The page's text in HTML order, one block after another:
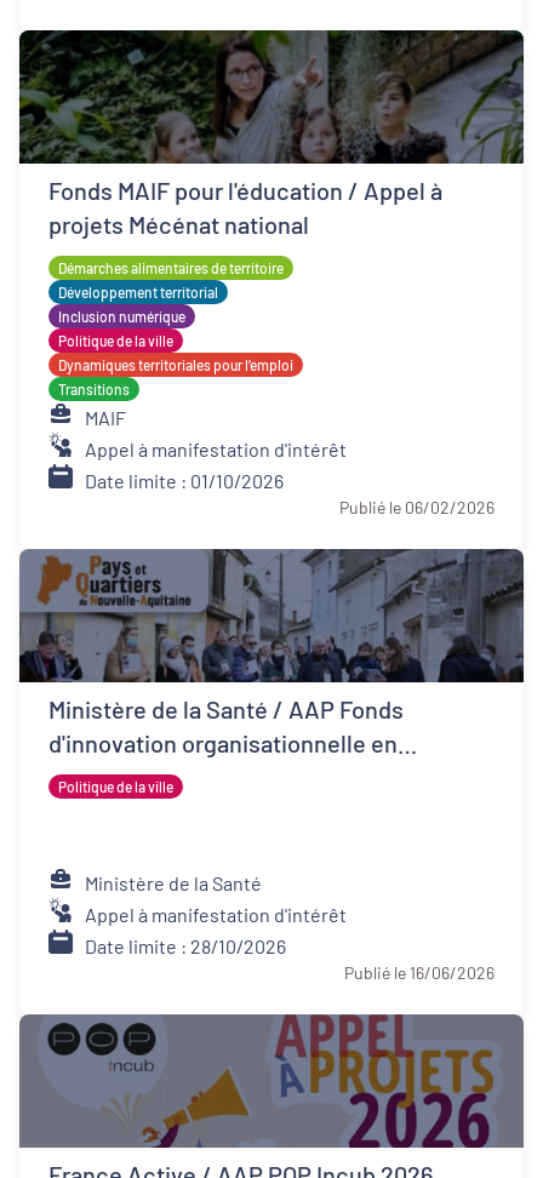
Fonds MAIF pour l'éducation / Appel à
projets Mécénat national
Démarches alimentaires de territoire
Développement territorial
Inclusion numérique
Politique de la ville
Dynamiques territoriales pour l’emploi
Transitions
MAIF
Appel à manifestation d'intérêt
Date limite : 01/10/2026
Publié le 06/02/2026
Ministère de la Santé / AAP Fonds
d'innovation organisationnelle en
psychiatrie (FIOP)
Politique de la ville
Ministère de la Santé
Appel à manifestation d'intérêt
Date limite : 28/10/2026
Publié le 16/06/2026